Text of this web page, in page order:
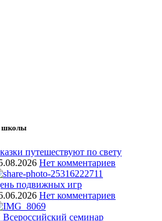
школы
путешествуют по свету
Нет комментариев
подвижных игр
Нет комментариев
Всероссийский семинар